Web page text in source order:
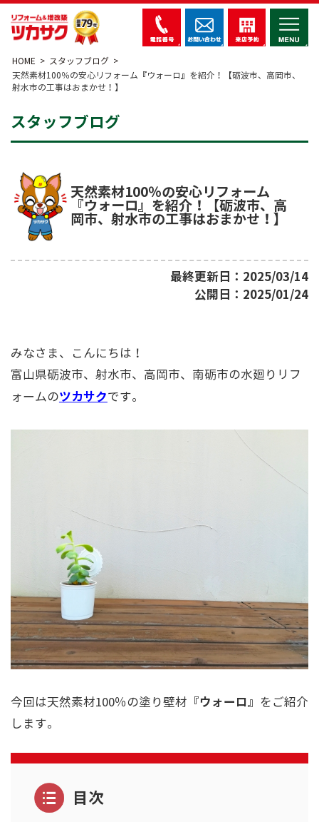
HOME
スタッフブログ
天然素材100％の安心リフォーム『ウォーロ』を紹介！【砺波市、高岡市、
射水市の工事はおまかせ！】
スタッフブログ
天然素材100％の安心リフォーム
『ウォーロ』を紹介！【砺波市、高
岡市、射水市の工事はおまかせ！】
最終更新日：2025/03/14
公開日：2025/01/24
みなさま、こんにちは！
富山県砺波市、射水市、高岡市、南砺市の水廻りリフ
ォームのツカサクです。
今回は天然素材100％の塗り壁材 『ウォーロ』 をご紹介
します。
目次